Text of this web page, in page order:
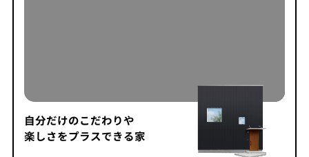
自分だけのこだわりや
楽しさをプラスできる家